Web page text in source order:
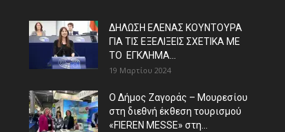
ΔΗΛΩΣΗ ΕΛΕΝΑΣ ΚΟΥΝΤΟΥΡΑ
ΓΙΑ ΤΙΣ ΕΞΕΛΙΞΕΙΣ ΣΧΕΤΙΚΑ ΜΕ
ΤΟ ΕΓΚΛΗΜΑ...
19 Μαρτίου 2024
Ο Δήμος Ζαγοράς – Μουρεσίου
στη διεθνή έκθεση τουρισμού
«FIEREN MESSE» στη...